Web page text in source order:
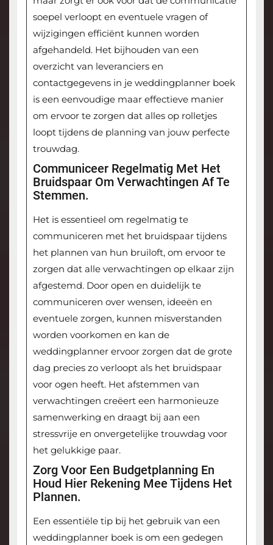
soepel verloopt en eventuele vragen of
wijzigingen efficiënt kunnen worden
afgehandeld. Het bijhouden van een
overzicht van leveranciers en
contactgegevens in je weddingplanner boek
is een eenvoudige maar effectieve manier
om ervoor te zorgen dat alles op rolletjes
loopt tijdens de planning van jouw perfecte
trouwdag.
Communiceer Regelmatig Met Het
Bruidspaar Om Verwachtingen Af Te
Stemmen.
Het is essentieel om regelmatig te
communiceren met het bruidspaar tijdens
het plannen van hun bruiloft, om ervoor te
zorgen dat alle verwachtingen op elkaar zijn
afgestemd. Door open en duidelijk te
communiceren over wensen, ideeën en
eventuele zorgen, kunnen misverstanden
worden voorkomen en kan de
weddingplanner ervoor zorgen dat de grote
dag precies zo verloopt als het bruidspaar
voor ogen heeft. Het afstemmen van
verwachtingen creëert een harmonieuze
samenwerking en draagt bij aan een
stressvrije en onvergetelijke trouwdag voor
het gelukkige paar.
Zorg Voor Een Budgetplanning En
Houd Hier Rekening Mee Tijdens Het
Plannen.
Een essentiële tip bij het gebruik van een
weddingplanner boek is om een gedegen